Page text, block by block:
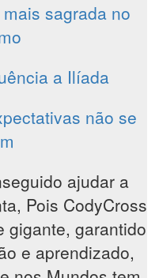
sagrada no
a Ilíada
não se
ajudar a
Pois CodyCross
gigante, garantido
e aprendizado,